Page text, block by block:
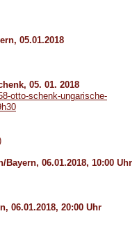
05.01.2018
05. 01. 2018
otto-schenk-ungarische-
06.01.2018, 10:00 Uhr
06.01.2018, 20:00 Uhr